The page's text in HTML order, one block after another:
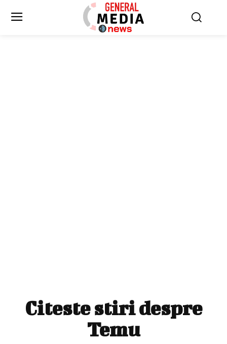
Citeste stiri despre
Temu